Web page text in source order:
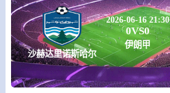
沙赫达里诺斯哈尔
2026-06-16 21:30
0VS0
伊朗甲